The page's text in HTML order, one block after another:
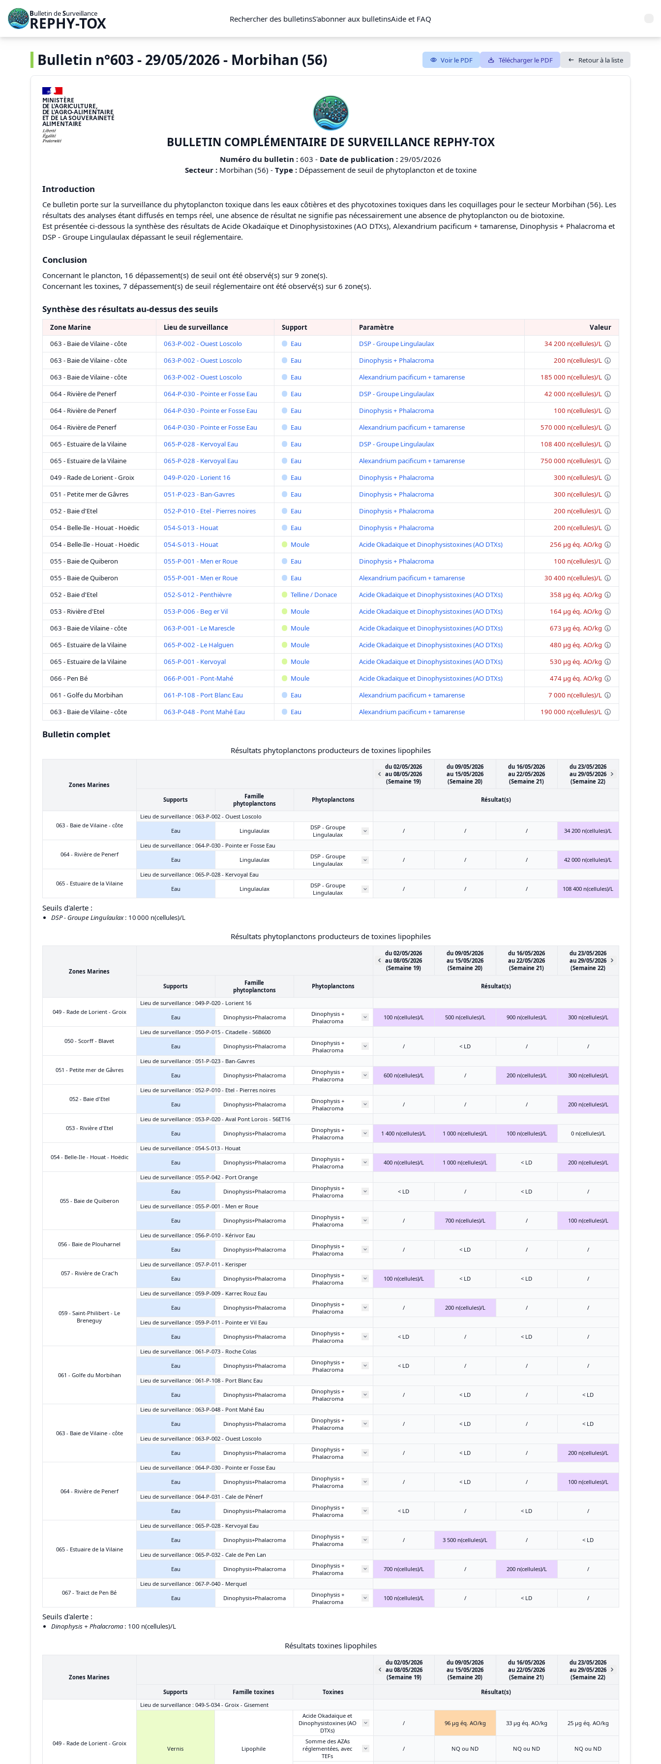
Bulletin deSurveillance
REPHY-TOX Rechercher des bulletinsS'abonner aux bulletinsAide et FAQ
Bulletin n°603 - 29/05/2026 - Morbihan (56) Voir le PDF Télécharger le PDF Retour à la liste
MINISTÈRE
DE L'AGRICULTURE,
DE L'AGRO-ALIMENTAIRE
ET DE LA SOUVERAINETÉ
ALIMENTAIRE
BULLETIN COMPLÉMENTAIRE DE SURVEILLANCE REPHY-TOX
Numéro du bulletin : 603 - Date de publication : 29/05/2026
Secteur :Morbihan (56) - Type :Dépassement de seuil de phytoplancton et de toxine
Introduction
Ce bulletin porte sur la surveillance du phytoplancton toxique dans les eaux côtières et des phycotoxines toxiques dans les coquillages pour le secteur Morbihan (56). Les
résultats des analyses étant diffusés en temps réel, une absence de résultat ne signifie pas nécessairement une absence de phytoplancton ou de biotoxine.
Est présentée ci-dessous la synthèse des résultats de Acide Okadaïque et Dinophysistoxines (AO DTXs), Alexandrium pacificum + tamarense, Dinophysis + Phalacroma et
DSP - Groupe Lingulaulax dépassant le seuil réglementaire.
Conclusion
Concernant le plancton, 16 dépassement(s) de seuil ont été observé(s) sur 9 zone(s).
Concernant les toxines, 7 dépassement(s) de seuil réglementaire ont été observé(s) sur 6 zone(s).
Synthèse des résultats au-dessus des seuils
Zone Marine Lieu de surveillance Support Paramètre
Valeur
063 - Baie de Vilaine - côte
063-P-002 - Ouest Loscolo Eau DSP - Groupe Lingulaulax
34 200 n(cellules)/L
063 - Baie de Vilaine - côte
063-P-002 - Ouest Loscolo Eau Dinophysis + Phalacroma
200 n(cellules)/L
063 - Baie de Vilaine - côte
063-P-002 - Ouest Loscolo Eau Alexandrium pacificum + tamarense
185 000 n(cellules)/L
064 - Rivière de Penerf
064-P-030 - Pointe er Fosse Eau Eau DSP - Groupe Lingulaulax
42 000 n(cellules)/L
064 - Rivière de Penerf
064-P-030 - Pointe er Fosse Eau Eau Dinophysis + Phalacroma
100 n(cellules)/L
064 - Rivière de Penerf
064-P-030 - Pointe er Fosse Eau Eau Alexandrium pacificum + tamarense
570 000 n(cellules)/L
065 - Estuaire de la Vilaine
065-P-028 - Kervoyal Eau Eau DSP - Groupe Lingulaulax
108 400 n(cellules)/L
065 - Estuaire de la Vilaine
065-P-028 - Kervoyal Eau Eau Alexandrium pacificum + tamarense
750 000 n(cellules)/L
049 - Rade de Lorient - Groix
049-P-020 - Lorient 16 Eau Dinophysis + Phalacroma
300 n(cellules)/L
051 - Petite mer de Gâvres
051-P-023 - Ban-Gavres Eau Dinophysis + Phalacroma
300 n(cellules)/L
052 - Baie d'Etel
052-P-010 - Etel - Pierres noires Eau Dinophysis + Phalacroma
200 n(cellules)/L
054 - Belle-Ile - Houat - Hoëdic
054-S-013 - Houat Eau Dinophysis + Phalacroma
200 n(cellules)/L
054 - Belle-Ile - Houat - Hoëdic
054-S-013 - Houat Moule Acide Okadaïque et Dinophysistoxines (AO DTXs)
256 μg éq. AO/kg
055 - Baie de Quiberon
055-P-001 - Men er Roue Eau Dinophysis + Phalacroma
100 n(cellules)/L
055 - Baie de Quiberon
055-P-001 - Men er Roue Eau Alexandrium pacificum + tamarense
30 400 n(cellules)/L
052 - Baie d'Etel
052-S-012 - Penthièvre Telline / Donace Acide Okadaïque et Dinophysistoxines (AO DTXs)
358 μg éq. AO/kg
053 - Rivière d'Etel
053-P-006 - Beg er Vil Moule Acide Okadaïque et Dinophysistoxines (AO DTXs)
164 μg éq. AO/kg
063 - Baie de Vilaine - côte
063-P-001 - Le Marescle Moule Acide Okadaïque et Dinophysistoxines (AO DTXs)
673 μg éq. AO/kg
065 - Estuaire de la Vilaine
065-P-002 - Le Halguen Moule Acide Okadaïque et Dinophysistoxines (AO DTXs)
480 μg éq. AO/kg
065 - Estuaire de la Vilaine
065-P-001 - Kervoyal Moule Acide Okadaïque et Dinophysistoxines (AO DTXs)
530 μg éq. AO/kg
066 - Pen Bé
066-P-001 - Pont-Mahé Moule Acide Okadaïque et Dinophysistoxines (AO DTXs)
474 μg éq. AO/kg
061 - Golfe du Morbihan
061-P-108 - Port Blanc Eau Eau Alexandrium pacificum + tamarense
7 000 n(cellules)/L
063 - Baie de Vilaine - côte
063-P-048 - Pont Mahé Eau Eau Alexandrium pacificum + tamarense 190 000 n(cellules)/L
Bulletin complet
Résultats phytoplanctons producteurs de toxines lipophiles
Zones Marines
du 02/05/2026
au 08/05/2026
(Semaine 19)
du 09/05/2026
au 15/05/2026
(Semaine 20)
du 16/05/2026
au 22/05/2026
(Semaine 21)
du 23/05/2026
au 29/05/2026
(Semaine 22)
Supports
Famille
phytoplanctons
Phytoplanctons Résultat(s)
063 - Baie de Vilaine - côte
Lieu de surveillance : 063-P-002 - Ouest Loscolo
Eau
Lingulaulax
DSP - Groupe
Lingulaulax
/ / / 34 200 n(cellules)/L
064 - Rivière de Penerf
Lieu de surveillance : 064-P-030 - Pointe er Fosse Eau
Eau
Lingulaulax
DSP - Groupe
Lingulaulax
/ / / 42 000 n(cellules)/L
065 - Estuaire de la Vilaine
Lieu de surveillance : 065-P-028 - Kervoyal Eau
Eau
Lingulaulax
DSP - Groupe
Lingulaulax
/ / / 108 400 n(cellules)/L
Seuils d'alerte :
DSP - Groupe Lingulaulax: 10 000 n(cellules)/L
Résultats phytoplanctons producteurs de toxines lipophiles
Zones Marines
du 02/05/2026
au 08/05/2026
(Semaine 19)
du 09/05/2026
au 15/05/2026
(Semaine 20)
du 16/05/2026
au 22/05/2026
(Semaine 21)
du 23/05/2026
au 29/05/2026
(Semaine 22)
Supports
Famille
phytoplanctons
Phytoplanctons Résultat(s)
049 - Rade de Lorient - Groix
Lieu de surveillance : 049-P-020 - Lorient 16
Eau
Dinophysis+Phalacroma
Dinophysis +
Phalacroma
100 n(cellules)/L 500 n(cellules)/L 900 n(cellules)/L 300 n(cellules)/L
050 - Scorff - Blavet
Lieu de surveillance : 050-P-015 - Citadelle - 56B600
Eau
Dinophysis+Phalacroma
Dinophysis +
Phalacroma
/ < LD / /
051 - Petite mer de Gâvres
Lieu de surveillance : 051-P-023 - Ban-Gavres
Eau
Dinophysis+Phalacroma
Dinophysis +
Phalacroma
600 n(cellules)/L / 200 n(cellules)/L 300 n(cellules)/L
052 - Baie d'Etel
Lieu de surveillance : 052-P-010 - Etel - Pierres noires
Eau
Dinophysis+Phalacroma
Dinophysis +
Phalacroma
/ / / 200 n(cellules)/L
053 - Rivière d'Etel
Lieu de surveillance : 053-P-020 - Aval Pont Lorois - 56ET16
Eau
Dinophysis+Phalacroma
Dinophysis +
Phalacroma
1 400 n(cellules)/L 1 000 n(cellules)/L 100 n(cellules)/L 0 n(cellules)/L
054 - Belle-Ile - Houat - Hoëdic
Lieu de surveillance : 054-S-013 - Houat
Eau
Dinophysis+Phalacroma
Dinophysis +
Phalacroma
400 n(cellules)/L 1 000 n(cellules)/L < LD 200 n(cellules)/L
055 - Baie de Quiberon
Lieu de surveillance : 055-P-042 - Port Orange
Eau
Dinophysis+Phalacroma
Dinophysis +
Phalacroma
< LD / < LD
/
Lieu de surveillance : 055-P-001 - Men er Roue
Eau
Dinophysis+Phalacroma
Dinophysis +
Phalacroma
/ 700 n(cellules)/L / 100 n(cellules)/L
056 - Baie de Plouharnel
Lieu de surveillance : 056-P-010 - Kérivor Eau
Eau
Dinophysis+Phalacroma
Dinophysis +
Phalacroma
/ < LD / /
057 - Rivière de Crac'h
Lieu de surveillance : 057-P-011 - Kerisper
Eau
Dinophysis+Phalacroma
Dinophysis +
Phalacroma
100 n(cellules)/L < LD < LD /
059 - Saint-Philibert - Le
Breneguy
Lieu de surveillance : 059-P-009 - Karrec Rouz Eau
Eau
Dinophysis+Phalacroma
Dinophysis +
Phalacroma
/ 200 n(cellules)/L /
/
Lieu de surveillance : 059-P-011 - Pointe er Vil Eau
Eau
Dinophysis+Phalacroma
Dinophysis +
Phalacroma
< LD / < LD /
061 - Golfe du Morbihan
Lieu de surveillance : 061-P-073 - Roche Colas
Eau
Dinophysis+Phalacroma
Dinophysis +
Phalacroma
< LD / /
/
Lieu de surveillance : 061-P-108 - Port Blanc Eau
Eau
Dinophysis+Phalacroma
Dinophysis +
Phalacroma
/ < LD / < LD
063 - Baie de Vilaine - côte
Lieu de surveillance : 063-P-048 - Pont Mahé Eau
Eau
Dinophysis+Phalacroma
Dinophysis +
Phalacroma
/ < LD /
< LD
Lieu de surveillance : 063-P-002 - Ouest Loscolo
Eau
Dinophysis+Phalacroma
Dinophysis +
Phalacroma
/ < LD / 200 n(cellules)/L
064 - Rivière de Penerf
Lieu de surveillance : 064-P-030 - Pointe er Fosse Eau
Eau
Dinophysis+Phalacroma
Dinophysis +
Phalacroma
/ < LD /
100 n(cellules)/L
Lieu de surveillance : 064-P-031 - Cale de Pénerf
Eau
Dinophysis+Phalacroma
Dinophysis +
Phalacroma
< LD / < LD /
065 - Estuaire de la Vilaine
Lieu de surveillance : 065-P-028 - Kervoyal Eau
Eau
Dinophysis+Phalacroma
Dinophysis +
Phalacroma
/ 3 500 n(cellules)/L /
< LD
Lieu de surveillance : 065-P-032 - Cale de Pen Lan
Eau
Dinophysis+Phalacroma
Dinophysis +
Phalacroma
700 n(cellules)/L / 200 n(cellules)/L /
067 - Traict de Pen Bé
Lieu de surveillance : 067-P-040 - Merquel
Eau
Dinophysis+Phalacroma
Dinophysis +
Phalacroma
100 n(cellules)/L / < LD /
Seuils d'alerte :
Dinophysis + Phalacroma : 100 n(cellules)/L
Résultats toxines lipophiles
Zones Marines
du 02/05/2026
au 08/05/2026
(Semaine 19)
du 09/05/2026
au 15/05/2026
(Semaine 20)
du 16/05/2026
au 22/05/2026
(Semaine 21)
du 23/05/2026
au 29/05/2026
(Semaine 22)
Supports
Famille toxines Toxines Résultat(s)
049 - Rade de Lorient - Groix
Lieu de surveillance : 049-S-034 - Groix - Gisement
Vernis Lipophile
Acide Okadaïque et
Dinophysistoxines (AO
DTXs)
/ 96 μg éq. AO/kg 33 μg éq. AO/kg 25 μg éq. AO/kg
Somme des AZAs
réglementées, avec
TEFs
/ NQ ou ND NQ ou ND NQ ou ND